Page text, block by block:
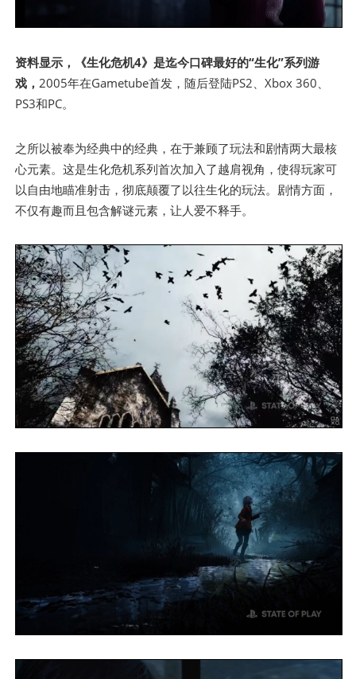
资料显示，《生化危机4》是迄今口碑最好的“生化”系列游
戏， 2005年在Gametube首发，随后登陆PS2、Xbox 360、
PS3和PC。
之所以被奉为经典中的经典，在于兼顾了玩法和剧情两大最核
心元素。这是生化危机系列首次加入了越肩视角，使得玩家可
以自由地瞄准射击，彻底颠覆了以往生化的玩法。剧情方面，
不仅有趣而且包含解谜元素，让人爱不释手。